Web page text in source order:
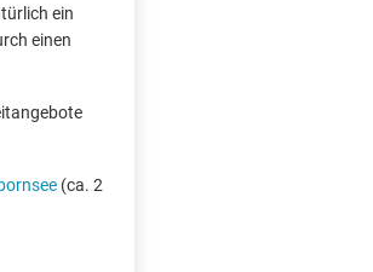
ein
einen
(ca. 2